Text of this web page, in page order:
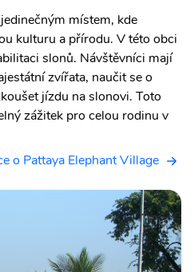
místem, kde
kulturu a přírodu. V této obci
slonů. Návštěvníci mají
zvířata, naučit se o
jízdu na slonovi. Toto
zážitek pro celou rodinu v
o Pattaya Elephant Village